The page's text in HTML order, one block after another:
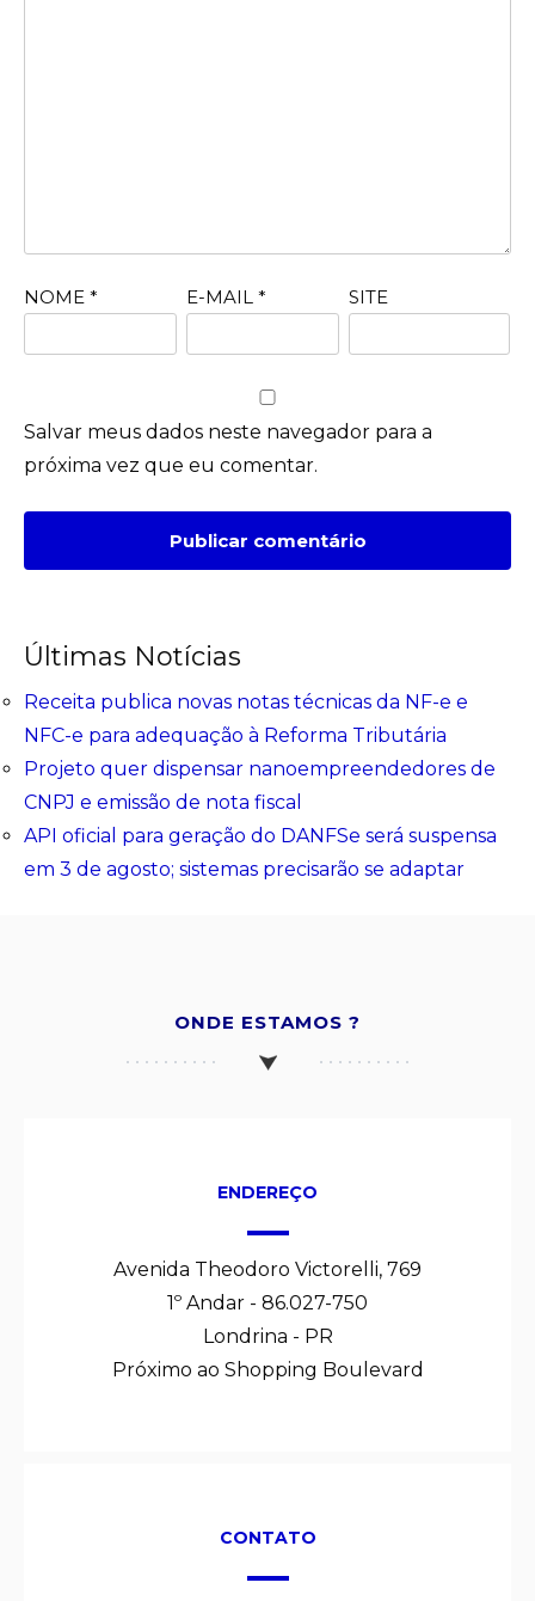
NOME * E-MAIL * SITE
Salvar meus dados neste navegador para a
próxima vez que eu comentar.
Últimas Notícias
Receita publica novas notas técnicas da NF-e e
NFC-e para adequação à Reforma Tributária
Projeto quer dispensar nanoempreendedores de
CNPJ e emissão de nota fiscal
API oficial para geração do DANFSe será suspensa
em 3 de agosto; sistemas precisarão se adaptar
ONDE ESTAMOS ?
ENDEREÇO
Avenida Theodoro Victorelli, 769
1º Andar - 86.027-750
Londrina - PR
Próximo ao Shopping Boulevard
CONTATO